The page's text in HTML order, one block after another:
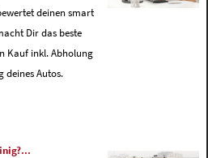
deinen smart
Dir das beste
Kauf inkl. Abholung
deines Autos.